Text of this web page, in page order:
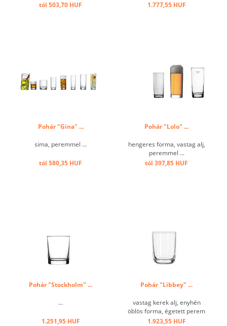
tól 503,70 HUF 1.777,55 HUF
Pohár "Gina" ...
sima, peremmel ...
tól 580,35 HUF
Pohár "Lolo" ...
hengeres forma, vastag alj,
peremmel ...
tól 397,85 HUF
Pohár "Stockholm" ...
...
1.251,95 HUF
Pohár "Libbey" ...
vastag kerek alj, enyhén
öblös forma, égetett perem
...
1.923,55 HUF